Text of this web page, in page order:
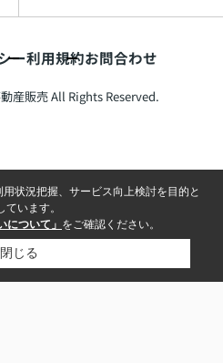
ー利用規約お問合わせ
産販売 All Rights Reserved.
状況把握、サービス向上検討を目的と
います。
について」 をご確認ください。
閉じる